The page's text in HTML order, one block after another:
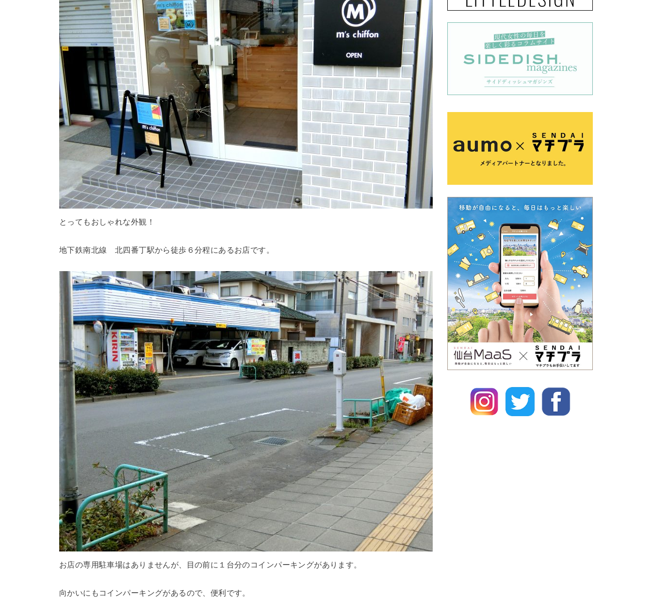
とってもおしゃれな外観！
地下鉄南北線 北四番丁駅から徒歩６分程にあるお店です。
お店の専用駐車場はありませんが、目の前に１台分のコインパーキングがあります。
向かいにもコインパーキングがあるので、便利です。